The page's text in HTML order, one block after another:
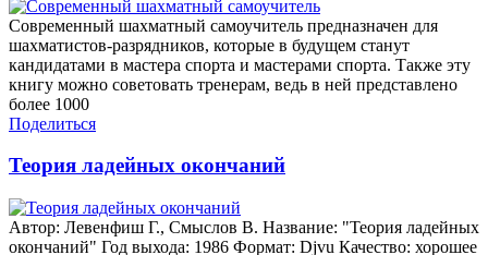
Современный шахматный самоучитель предназначен для
шахматистов-разрядников, которые в будущем станут
кандидатами в мастера спорта и мастерами спорта. Также эту
книгу можно советовать тренерам, ведь в ней представлено
более 1000
Поделиться
Теория ладейных окончаний
Автор: Левенфиш Г., Смыслов В. Название: "Теория ладейных
окончаний" Год выхода: 1986 Формат: Djvu Качество: хорошее